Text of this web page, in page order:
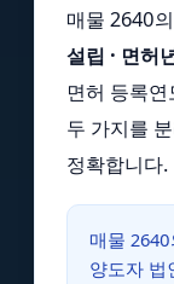
매물 2640
설립 · 면허
면허 등록
두 가지를
정확합니다.
매물 2640
양도자 법